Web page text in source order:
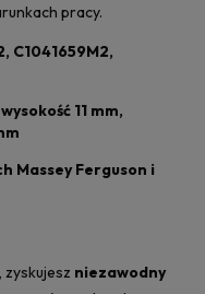
pracy.
C1041659M2,
11 mm,
Massey Ferguson i
niezawodny